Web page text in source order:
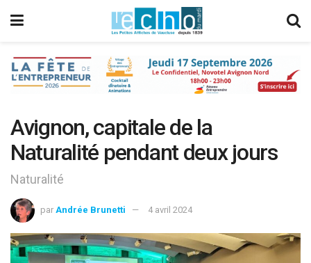
Avignon, capitale de la
Naturalité pendant deux jours
Naturalité
par Andrée Brunetti 4 avril 2024